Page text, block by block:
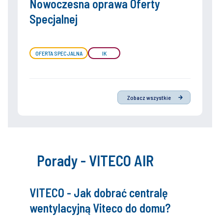
Nowoczesna oprawa Oferty
Specjalnej
OFERTA SPECJALNA IK
Zobacz wszystkie
Porady - VITECO AIR
VITECO - Jak dobrać centralę
wentylacyjną Viteco do domu?